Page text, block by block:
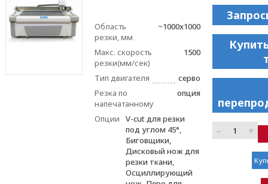
Область
резки, мм
~1000x1000
Макс. скорость
резки(мм/сек)
1500
Тип двигателя
серво
Резка по
напечатанному
опция
Опции
V-cut для резки
под углом 45°,
Биговщики,
Дисковый нож для
резки ткани,
Осциллирующий
– +